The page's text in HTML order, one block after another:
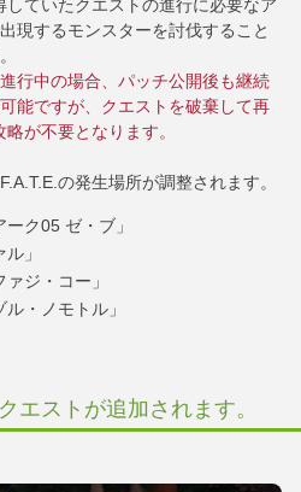
していたクエストの進行に必要なア
現するモンスターを討伐すること
行中の場合、パッチ公開後も継続
能ですが、クエストを破棄して再
が不要となります。
の発生場所が調整されます。
ク05 ゼ・ブ」
」
ジ・コー」
・ノモトル」
エストが追加されます。